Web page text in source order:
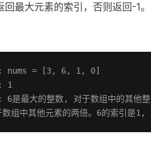
最大元素的索引，否则返回-1。
: nums = [3, 6, 1, 0]
1
6是最大的整数, 对于数组中的其他
数组中其他元素的两倍。6的索引是1,